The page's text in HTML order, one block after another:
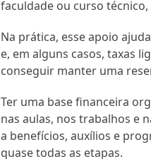
faculdade ou curso
Na prática, esse apoio
e, em alguns casos, taxas
conseguir manter uma
Ter uma base financeira
nas aulas, nos trabalhos e
a benefícios, auxílios e
quase todas as etapas.